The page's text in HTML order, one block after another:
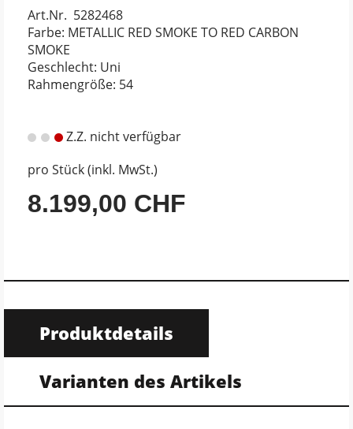
Art.Nr. 5282468
Farbe: METALLIC RED SMOKE TO RED CARBON
SMOKE
Geschlecht: Uni
Rahmengröße: 54
Z.Z. nicht verfügbar
pro Stück (inkl. MwSt.)
8.199,00 CHF
Produktdetails
Varianten des Artikels